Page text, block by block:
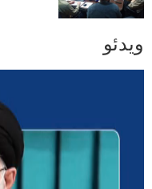
ویدئو